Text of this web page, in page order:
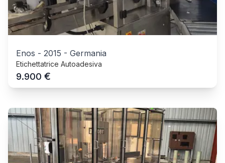
Enos - 2015 - Germania
Etichettatrice Autoadesiva
9.900 €